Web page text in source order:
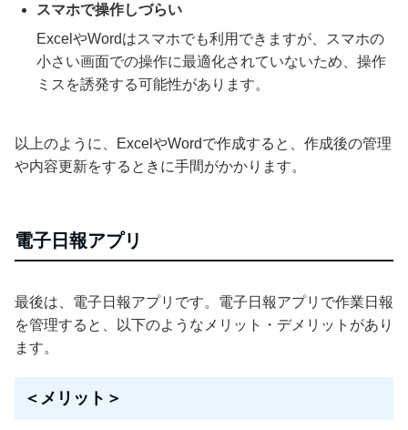
スマホで操作しづらい
ExcelやWordはスマホでも利用できますが、スマホの
小さい画面での操作に最適化されていないため、操作
ミスを誘発する可能性があります。
以上のように、ExcelやWordで作成すると、作成後の管理
や内容更新をするときに手間がかかります。
電子日報アプリ
最後は、電子日報アプリです。電子日報アプリで作業日報
を管理すると、以下のようなメリット・デメリットがあり
ます。
＜メリット＞